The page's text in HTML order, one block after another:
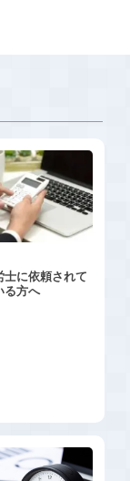
士に依頼されて
る方へ